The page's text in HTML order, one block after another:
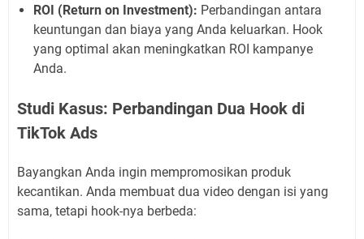
ROI (Return on Investment): Perbandingan antara
keuntungan dan biaya yang Anda keluarkan. Hook
yang optimal akan meningkatkan ROI kampanye
Anda.
Studi Kasus: Perbandingan Dua Hook di
TikTok Ads
Bayangkan Anda ingin mempromosikan produk
kecantikan. Anda membuat dua video dengan isi yang
sama, tetapi hook-nya berbeda: